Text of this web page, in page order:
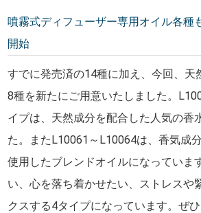
噴霧式ディフューザー専用オイル各種
開始
すでに発売済の14種に加え、今回、天
8種を新たにご用意いたしました。
イプは、天然成分を配合した人気の香
た。またL10061～L10064は、香気成
使用したブレンドオイルになっていま
い、心を落ち着かせたい、ストレスや
クスする4タイプになっています。ぜ